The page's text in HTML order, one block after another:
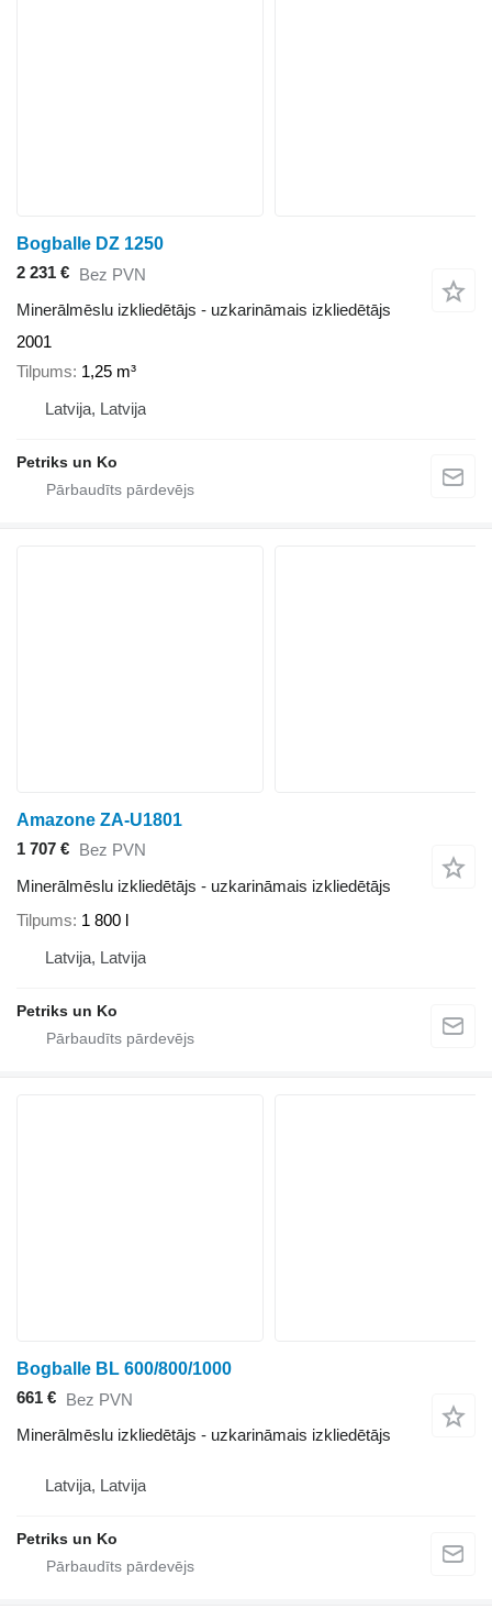
Bogballe DZ 1250
2 231 € Bez PVN
Minerālmēslu izkliedētājs - uzkarināmais izkliedētājs
2001
Tilpums 1,25 m³
Latvija, Latvija
Petriks un Ko
Amazone ZA-U1801
1 707 € Bez PVN
Minerālmēslu izkliedētājs - uzkarināmais izkliedētājs
Tilpums 1 800 l
Latvija, Latvija
Petriks un Ko
Bogballe BL 600/800/1000
661 € Bez PVN
Minerālmēslu izkliedētājs - uzkarināmais izkliedētājs
Latvija, Latvija
Petriks un Ko